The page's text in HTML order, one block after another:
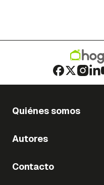
Quiénes somos
Autores
Contacto